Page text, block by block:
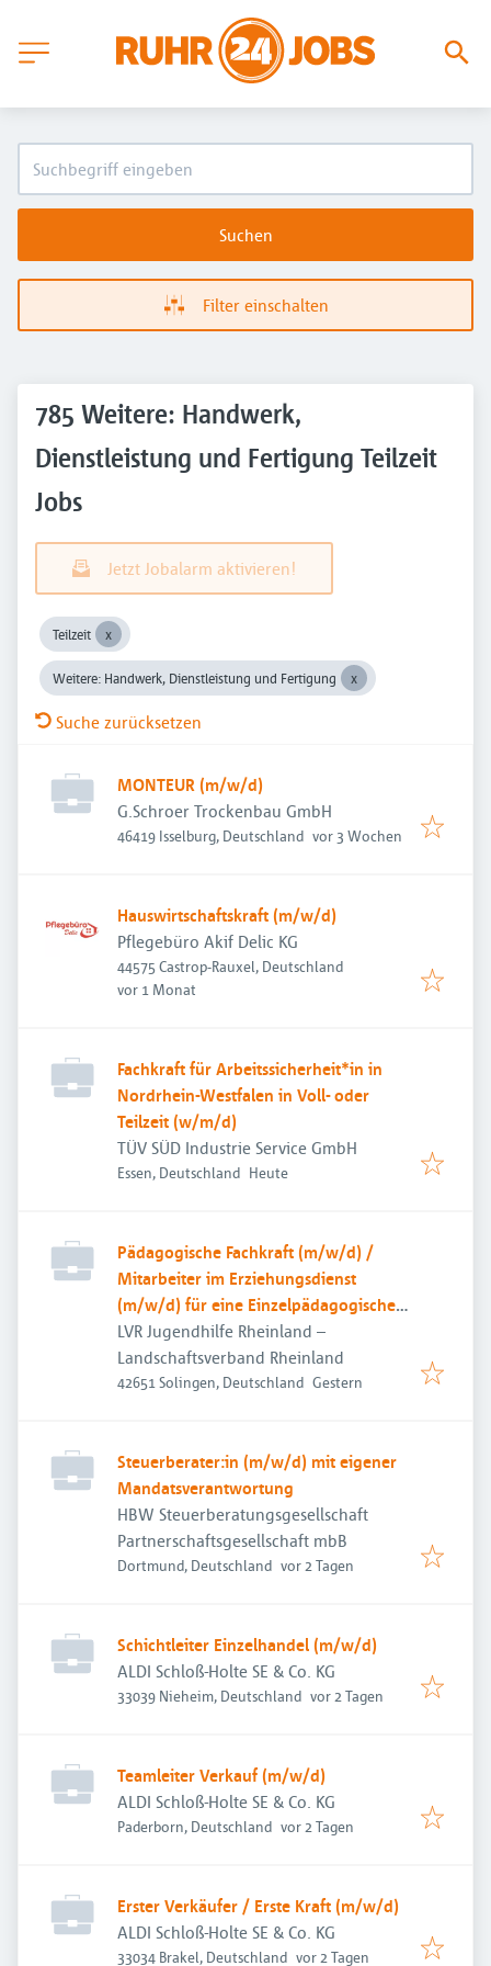
Suchen
Filter einschalten
785 Weitere: Handwerk,
Dienstleistung und Fertigung Teilzeit
Jobs
Jetzt Jobalarm aktivieren!
Teilzeit
Weitere: Handwerk, Dienstleistung und Fertigung
Suche zurücksetzen
MONTEUR (m/w/d)
G.Schroer Trockenbau GmbH
46419 Isselburg, Deutschland Veröffentlicht
vor 3 Wochen
Hauswirtschaftskraft (m/w/d)
Pflegebüro Akif Delic KG
44575 Castrop-Rauxel, Deutschland
Veröffentlicht
vor 1 Monat
Fachkraft für Arbeitssicherheit*in in
Nordrhein-Westfalen in Voll- oder
Teilzeit (w/m/d)
TÜV SÜD Industrie Service GmbH
Essen, Deutschland Veröffentlicht
Heute
Pädagogische Fachkraft (m/w/d) /
Mitarbeiter im Erziehungsdienst
(m/w/d) für eine Einzelpädagogische
Maßnahme
LVR Jugendhilfe Rheinland –
Landschaftsverband Rheinland
42651 Solingen, Deutschland Veröffentlicht
Gestern
Steuerberater:in (m/w/d) mit eigener
Mandatsverantwortung
HBW Steuerberatungsgesellschaft
Partnerschaftsgesellschaft mbB
Dortmund, Deutschland Veröffentlicht
vor 2 Tagen
Schichtleiter Einzelhandel (m/w/d)
ALDI Schloß-Holte SE & Co. KG
33039 Nieheim, Deutschland Veröffentlicht
vor 2 Tagen
Teamleiter Verkauf (m/w/d)
ALDI Schloß-Holte SE & Co. KG
Paderborn, Deutschland Veröffentlicht
vor 2 Tagen
Erster Verkäufer / Erste Kraft (m/w/d)
ALDI Schloß-Holte SE & Co. KG
33034 Brakel, Deutschland Veröffentlicht
vor 2 Tagen